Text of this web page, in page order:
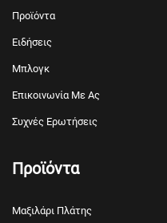
Προϊόντα
Ειδήσεις
Μπλογκ
Επικοινωνία Με Ας
Συχνές Ερωτήσεις
Προϊόντα
Μαξιλάρι Πλάτης